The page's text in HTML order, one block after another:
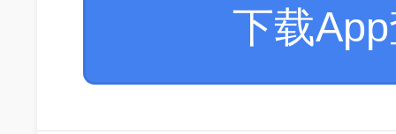
下载